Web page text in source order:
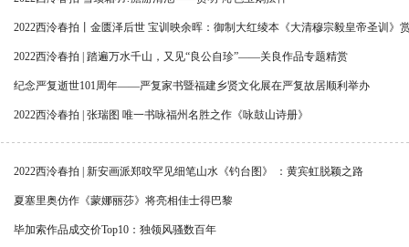
2022西泠春拍丨金匮泽后世 宝训映余晖：御制大红绫本《大清穆宗毅皇帝圣训》
2022西泠春拍 | 踏遍万水千山，又见“良公自珍”——关良作品专题精赏
纪念严复逝世101周年——严复家书暨福建乡贤文化展在严复故居顺利举办
2022西泠春拍 | 张瑞图 唯一书咏福州名胜之作《咏鼓山诗册》
2022西泠春拍 | 新安画派郑旼罕见细笔山水《钓台图》 ：黄宾虹脱颖之路
夏塞里奥仿作《蒙娜丽莎》将亮相佳士得巴黎
毕加索作品成交价Top10：独领风骚数百年